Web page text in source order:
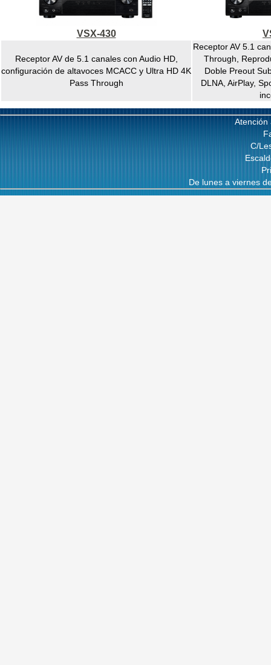
VSX-430
Receptor AV de 5.1 canales con Audio HD,
configuración de altavoces MCACC y Ultra HD 4K
Pass Through
Receptor AV 5.1
Through,
Doble Preout
DLNA, AirPlay,
Atención
C/
De lunes a viernes